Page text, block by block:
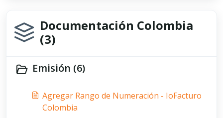
Documentación Colombia
(3)
Emisión (6)
Agregar Rango de Numeración - IoFacturo
Colombia